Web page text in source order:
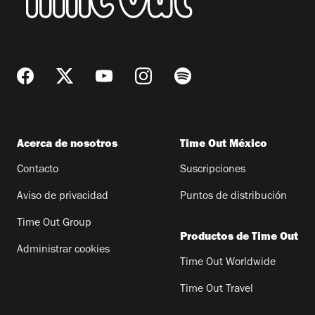
Acerca de nosotros
Contacto
Aviso de privacidad
Time Out Group
Administrar cookies
Time Out México
Suscripciones
Puntos de distribución
Productos de Time Out
Time Out Worldwide
Time Out Travel